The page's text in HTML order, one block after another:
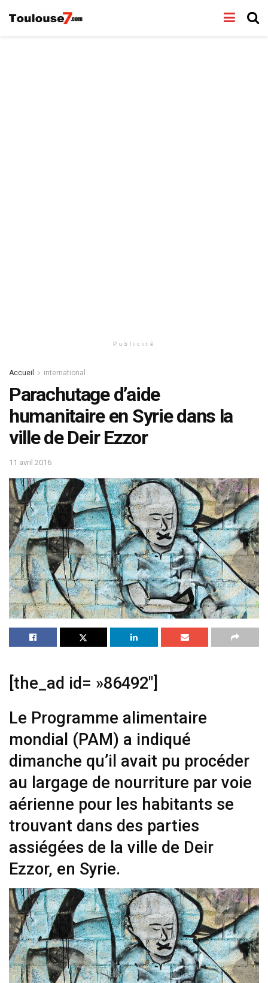
Publicité
Accueil international
Parachutage d’aide
humanitaire en Syrie dans la
ville de Deir Ezzor
11 avril 2016
[the_ad id= »86492″]
Le Programme alimentaire
mondial (PAM) a indiqué
dimanche qu’il avait pu procéder
au largage de nourriture par voie
aérienne pour les habitants se
trouvant dans des parties
assiégées de la ville de Deir
Ezzor, en Syrie.